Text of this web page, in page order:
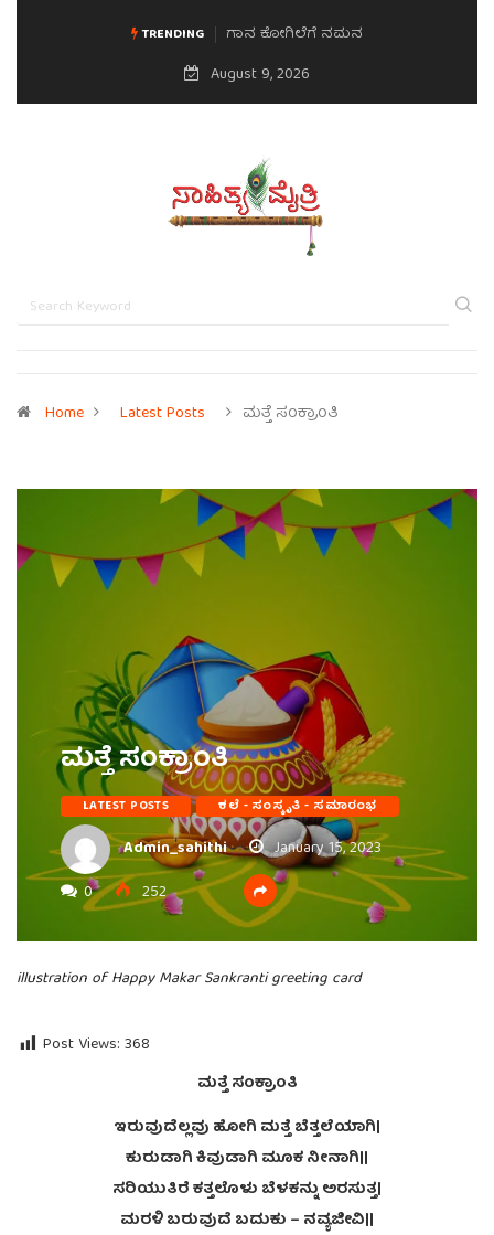
TRENDING
ಗಾನ ಕೋಗಿಲೆಗೆ ನಮನ ಮನಸಿನ ಸವಿಭಾವ
August 9, 2026
Home Latest Posts ಮತ್ತೆ ಸಂಕ್ರಾಂತಿ
ಮತ್ತೆ ಸಂಕ್ರಾಂತಿ
LATEST POSTS ಕಲೆ - ಸಂಸ್ಕೃತಿ - ಸಮಾರಂಭ
Admin_sahithi
January 15, 2023
0
252
illustration of Happy Makar Sankranti greeting card
Post Views: 368
ಮತ್ತೆ ಸಂಕ್ರಾಂತಿ
ಇರುವುದೆಲ್ಲವು ಹೋಗಿ ಮತ್ತೆ ಬೆತ್ತಲೆಯಾಗಿ|
ಕುರುಡಾಗಿ ಕಿವುಡಾಗಿ ಮೂಕ ನೀನಾಗಿ||
ಸರಿಯುತಿರೆ ಕತ್ತಲೊಳು ಬೆಳಕನ್ನು ಅರಸುತ್ತ|
ಮರಳಿ ಬರುವುದೆ ಬದುಕು – ನವ್ಯಜೀವಿ||